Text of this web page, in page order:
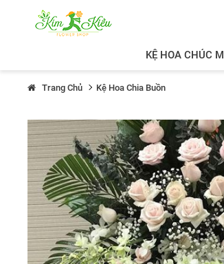
KỆ HOA CHÚC
Trang Chủ Kệ Hoa Chia Buồn